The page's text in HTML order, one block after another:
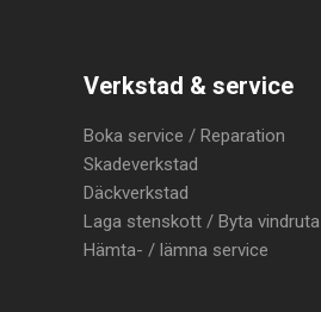
Verkstad & service
Boka service / Reparation
Skadeverkstad
Däckverkstad
Laga stenskott / Byta vindruta
Hämta- / lämna service